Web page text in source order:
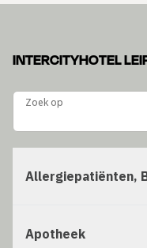
INTERCITYHOTEL
Zoek op
Zoek op
Allergiepatiënten,
Apotheek